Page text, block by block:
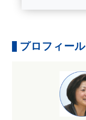
プロフィール